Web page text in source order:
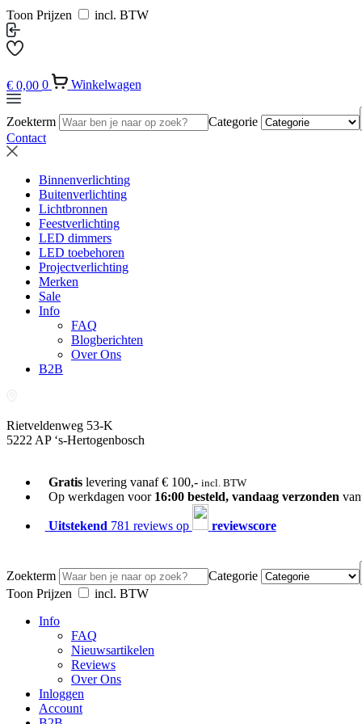
Toon Prijzen incl. BTW
€ 0,00 0 Winkelwagen
Zoekterm
Categorie
Contact
Binnenverlichting
Buitenverlichting
Lichtbronnen
Feestverlichting
LED dimmers
LED toebehoren
Projectverlichting
Merken
Sale
Info
FAQ
Blogberichten
Over Ons
B2B
Rietveldenweg 53-K
5222 AP ‘s-Hertogenbosch
Gratislevering vanaf € 100,- incl. BTW
Op werkdagen voor 16:00 besteld, vandaag verzonden
Uitstekend 781 reviews op reviewscore
Zoekterm
Categorie
Toon Prijzen
incl. BTW
Info
FAQ
Nieuwsartikelen
Reviews
Over Ons
Inloggen
Account